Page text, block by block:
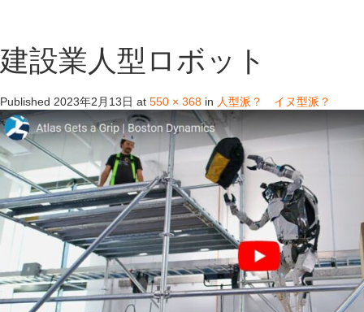
建設業人型ロボット
Published 2023年2月13日 at 550 × 368 in 人型派？ イヌ型派？